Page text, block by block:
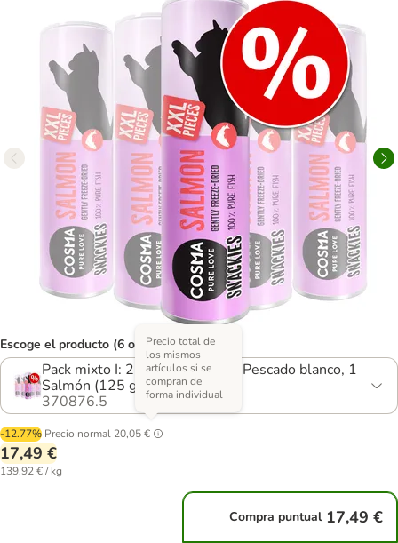
Escoge el producto (6 opciones)
Pack mixto I: 2 Pollo, 1 Atún, 1 Pescado blanco, 1
Salmón (125 g en total)
370876.5
-12.77% Precio normal 20,05 €
Precio total de
los mismos
artículos si se
compran de
forma individual
17,49 €
139,92 € / kg
Compra puntual 17,49 €